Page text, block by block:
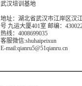
武汉培训基地
地址：湖北省武汉市江岸区汉
号 九运大厦401室 邮编：
热线：4008699035
客服微信:shuhaipeixun
E-mail:qianru5@51qianru.cn